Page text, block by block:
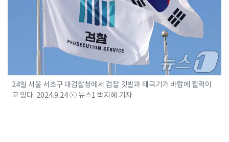
24일 서울 서초구 대검찰청에서 검찰 깃발과 태극기가 바람에 펄럭이
고 있다. 2024.9.24 ⓒ 뉴스1 박지혜 기자